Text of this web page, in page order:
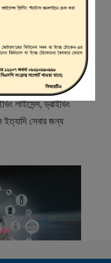
রোড ট্রান্সপোর্ট অথরিটি
যেখানে ড্রাইভার,
করা হয় এবং
লাইসেন্স, ড্রাইভিং
ইত্যাদি সেবার জন্য